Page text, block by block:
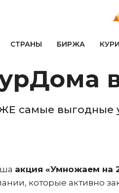
СТРАНЫ БИРЖА
самые
акция «Умножаем на
которые активно